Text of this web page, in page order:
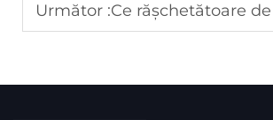
Următor :Ce rășchetătoare de nămol prelungesc durata de serviciu de